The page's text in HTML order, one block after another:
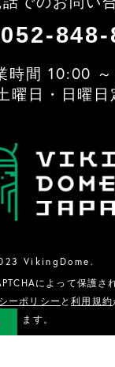
052-848-
時間 10:00
曜日・日曜日
VikingDome.
によって保護さ
ーポリシー と利用規約
ます。